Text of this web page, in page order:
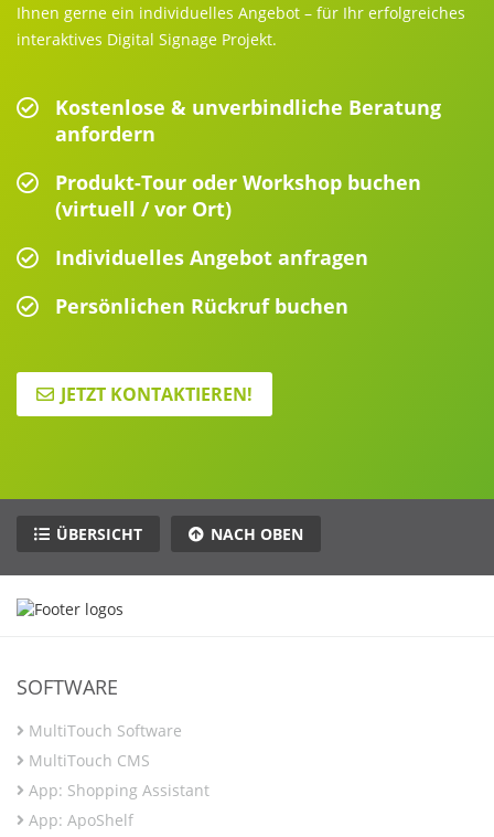
Ihnen gerne ein individuelles Angebot – für Ihr erfolgreiches
interaktives Digital Signage Projekt.
Kostenlose & unverbindliche Beratung
anfordern
Produkt-Tour oder Workshop buchen
(virtuell / vor Ort)
Individuelles Angebot anfragen
Persönlichen Rückruf buchen
JETZT KONTAKTIEREN!
ÜBERSICHT NACH OBEN
SOFTWARE
MultiTouch Software
MultiTouch CMS
App: Shopping Assistant
App: ApoShelf